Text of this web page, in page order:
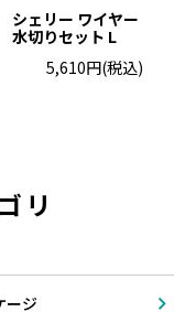
シェリー ワイヤー
水切りセット L
5,610円(税込)
リ
ージ